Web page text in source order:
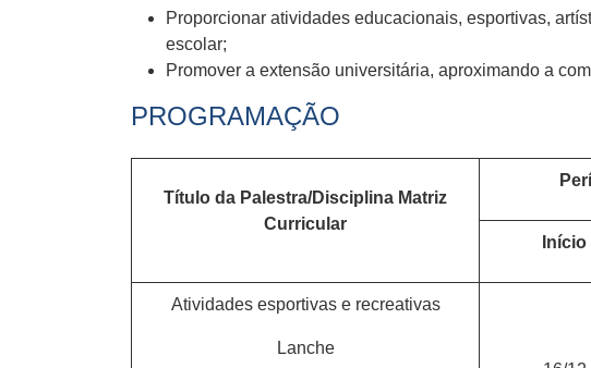
Proporcionar atividades educacionais, esportivas,
escolar;
Promover a extensão universitária, aproximando a
PROGRAMAÇÃO
Título da Palestra/Disciplina Matriz
Curricular
Início
Atividades esportivas e recreativas
Lanche